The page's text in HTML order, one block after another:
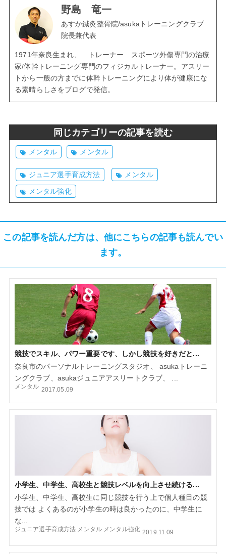
野島 竜一
あすか鍼灸整骨院/asukaトレーニングクラブ
院長兼代表
1971年奈良生まれ、 トレーナー スポーツ外傷専門の治療
家/体幹トレーニング専門のフィジカルトレーナー。アスリー
トから一般の方までに体幹トレーニングにより体が健康にな
る素晴らしさをブログで発信。
同じカテゴリーの記事を読む
メンタル メンタル
ジュニア選手育成方法 メンタル
メンタル強化
この記事を読んだ方は、他にこちらの記事も読んでい
ます。
競技でスキル、パワー重要です、しかし競技を好きだと...
奈良市のパーソナルトレーニングスタジオ、 asukaトレーニ
ングクラブ、asukaジュニアアスリートクラブ、 ...
メンタル 2017.05.09
小学生、中学生、高校生と競技レベルを向上させ続ける...
小学生、中学生、高校生に同じ競技を行う上で個人種目の競
技では よくあるのが小学生の時は良かったのに、中学生に
な...
ジュニア選手育成方法 メンタル メンタル強化 2019.11.09